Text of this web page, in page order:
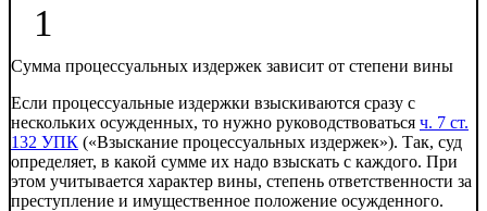
1
Сумма процессуальных издержек зависит от степени вины
Если процессуальные издержки взыскиваются сразу с
нескольких осужденных, то нужно руководствоваться ч. 7 ст.
132 УПК («Взыскание процессуальных издержек»). Так, суд
определяет, в какой сумме их надо взыскать с каждого. При
этом учитывается характер вины, степень ответственности за
преступление и имущественное положение осужденного.